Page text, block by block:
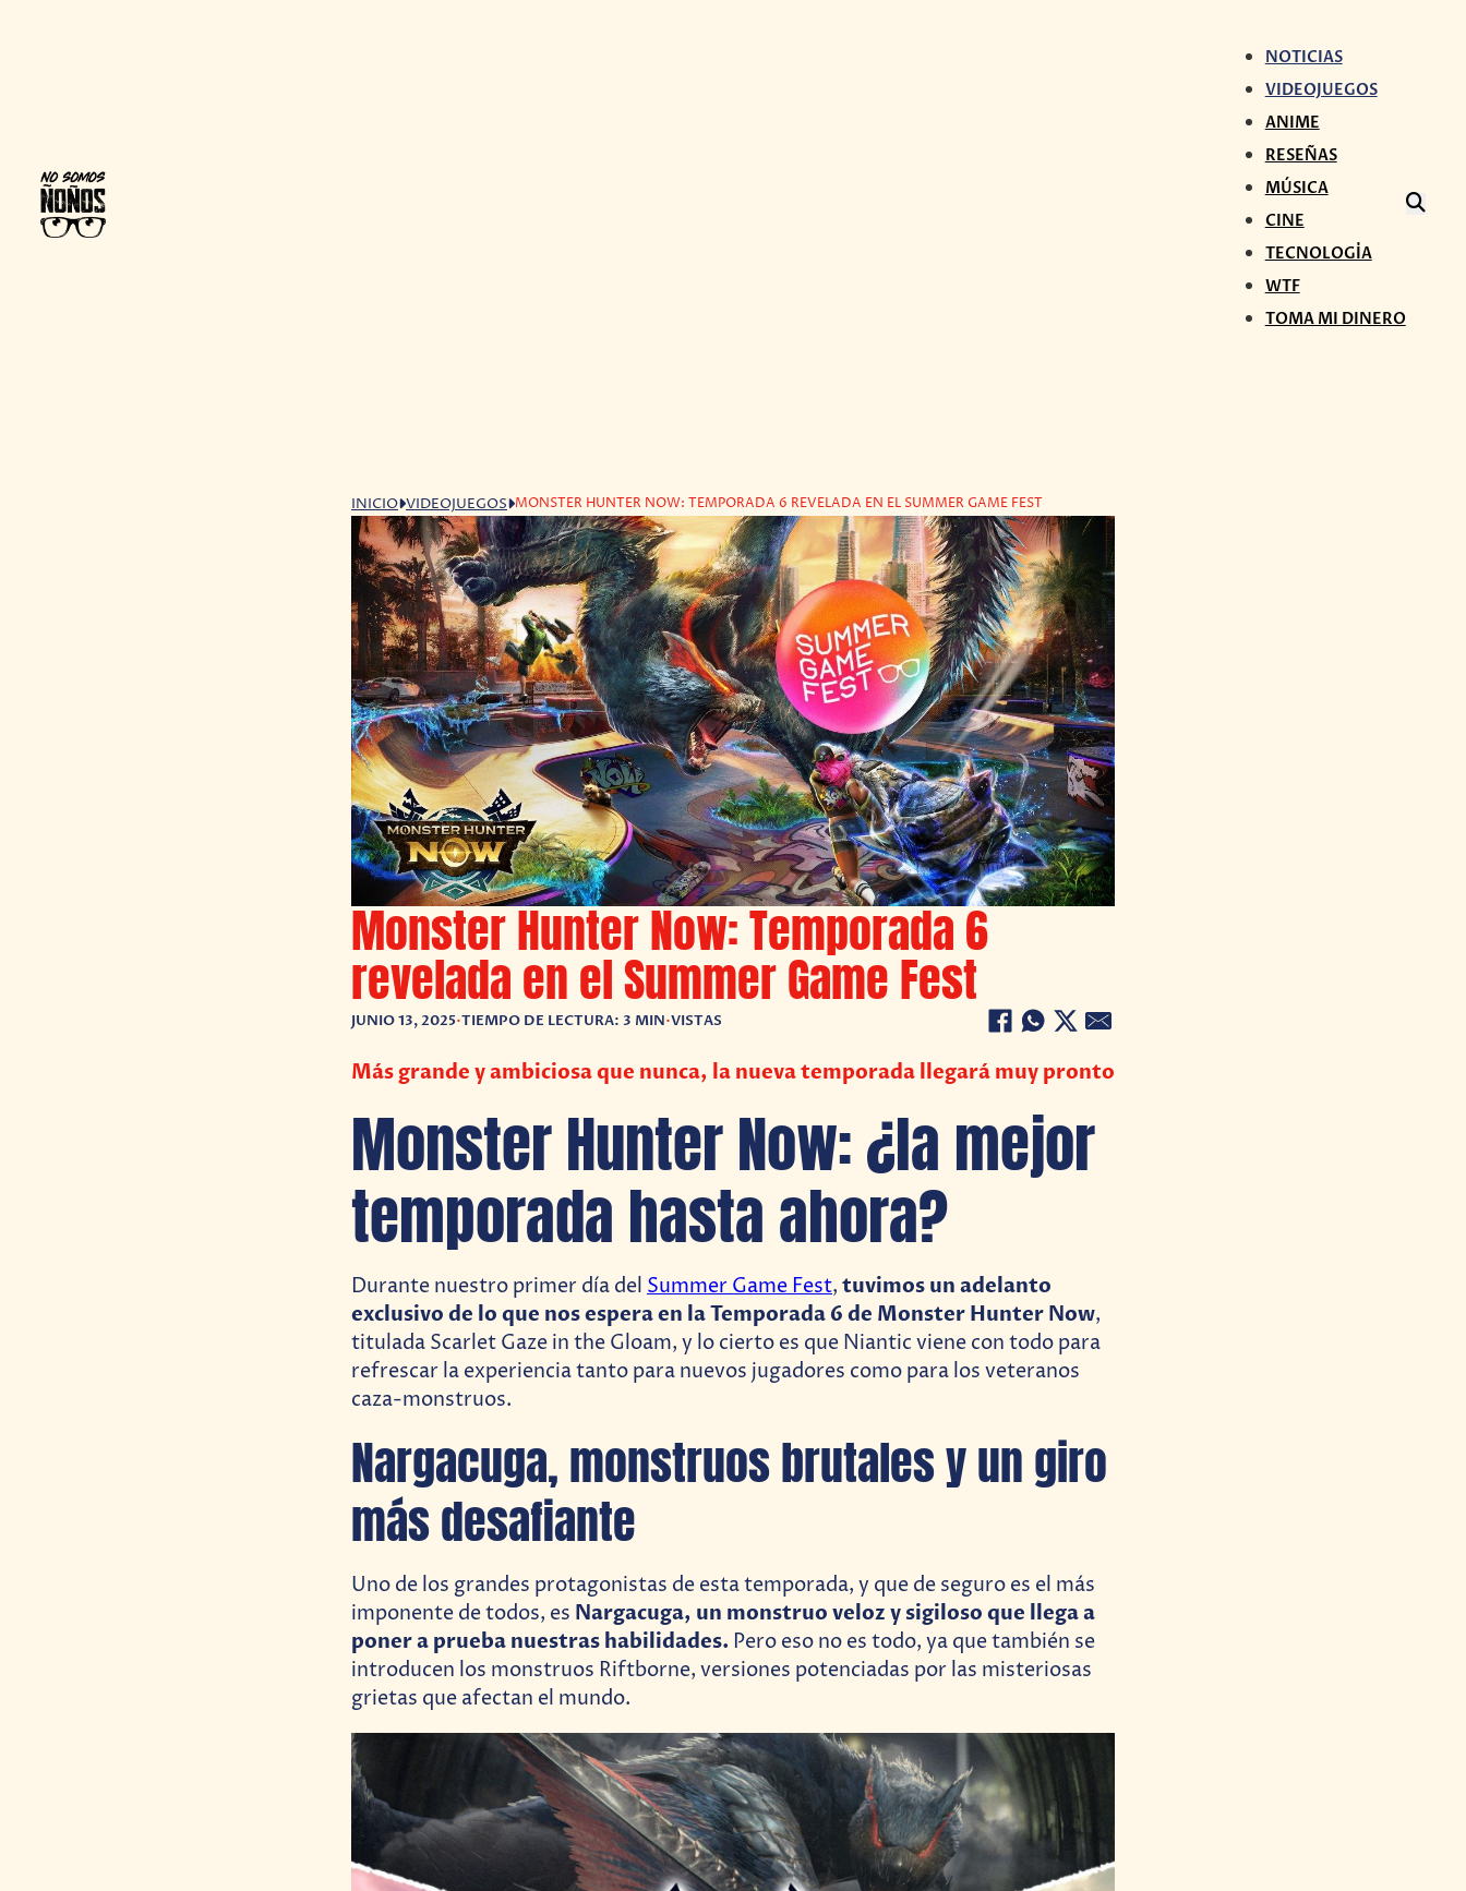
NOTICIAS
VIDEOJUEGOS
ANIME
RESEÑAS
MÚSICA
CINE
TECNOLOGÍA
WTF
TOMA MI DINERO
INICIO VIDEOJUEGOS MONSTER HUNTER NOW: TEMPORADA 6 REVELADA EN EL SUMMER GAME FEST
Monster Hunter Now: Temporada 6
revelada en el Summer Game Fest
JUNIO 13, 2025•TIEMPO DE LECTURA: 3 MIN•VISTAS
Más grande y ambiciosa que nunca, la nueva temporada llegará muy pronto
Monster Hunter Now: ¿la mejor
temporada hasta ahora?
Durante nuestro primer día del Summer Game Fest, tuvimos un adelanto
exclusivo de lo que nos espera en la Temporada 6 de Monster Hunter Now,
titulada Scarlet Gaze in the Gloam, y lo cierto es que Niantic viene con todo para
refrescar la experiencia tanto para nuevos jugadores como para los veteranos
caza-monstruos.
Nargacuga, monstruos brutales y un giro
más desafiante
Uno de los grandes protagonistas de esta temporada, y que de seguro es el más
imponente de todos, es Nargacuga, un monstruo veloz y sigiloso que llega a
poner a prueba nuestras habilidades. Pero eso no es todo, ya que también se
introducen los monstruos Riftborne, versiones potenciadas por las misteriosas
grietas que afectan el mundo.